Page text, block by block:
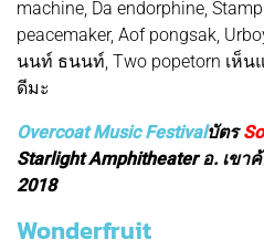
machine, Da endorphine,
peacemaker, Aof pongsak,
นนท์ ธนนท์, Two popetorn เห็น
ดีมะ
Overcoat Music Festivalบัตร
Starlight Amphitheater อ. เข
2018
Wonderfruit